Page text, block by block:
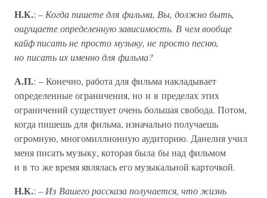
Н.К.: – Когда пишете для фильма, Вы, должно быть,
ощущаете определенную зависимость. В чем вообще
кайф писать не просто музыку, не просто песню,
но писать их именно для фильма?
А.П.: – Конечно, работа для фильма накладывает
определенные ограничения, но и в пределах этих
ограничений существует очень большая свобода. Потом,
когда пишешь для фильма, изначально получаешь
огромную, многомиллионную аудиторию. Данелия учил
меня писать музыку, которая была бы над фильмом
и в то же время являлась его музыкальной карточкой.
Н.К.: – Из Вашего рассказа получается, что жизнь